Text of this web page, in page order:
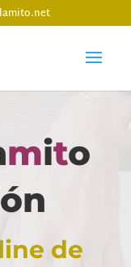
mito
de